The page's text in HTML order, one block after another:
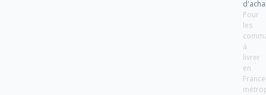
Pour
les
à
livrer
en
France